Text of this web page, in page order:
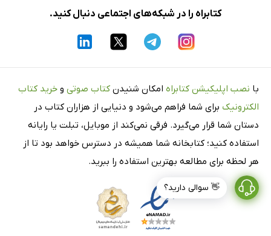
👋 سوالی دارید؟
کتابراه را در شبکه‌های اجتماعی دنبال کنید.
با نصب اپلیکیشن کتابراه امکان شنیدن کتاب صوتی و خرید کتاب
الکترونیک برای شما فراهم می‌شود و دنیایی از هزاران کتاب در
دستان شما قرار می‌گیرد. فرقی نمی‌کند از موبایل، تبلت یا رایانه
استفاده کنید؛ کتابخانه شما همیشه در دسترس خواهد بود تا از
هر لحظه برای مطالعه بهترین استفاده را ببرید.